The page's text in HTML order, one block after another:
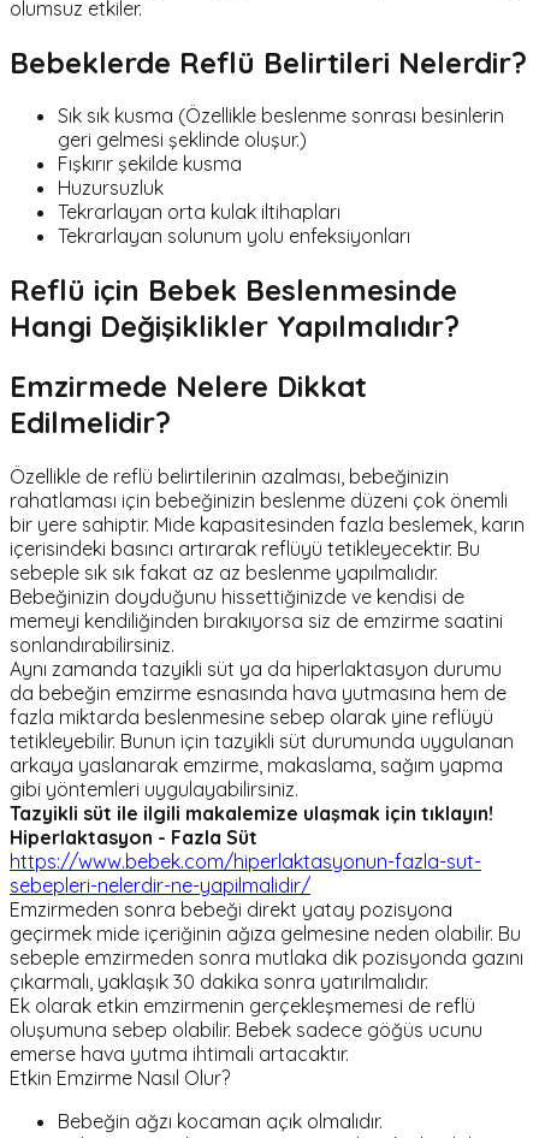
olumsuz etkiler.
Bebeklerde Reflü Belirtileri Nelerdir?
Sık sık kusma (Özellikle beslenme sonrası besinlerin
geri gelmesi şeklinde oluşur.)
Fışkırır şekilde kusma
Huzursuzluk
Tekrarlayan orta kulak iltihapları
Tekrarlayan solunum yolu enfeksiyonları
Reflü için Bebek Beslenmesinde
Hangi Değişiklikler Yapılmalıdır?
Emzirmede Nelere Dikkat
Edilmelidir?
Özellikle de reflü belirtilerinin azalması, bebeğinizin
rahatlaması için bebeğinizin beslenme düzeni çok önemli
bir yere sahiptir. Mide kapasitesinden fazla beslemek, karın
içerisindeki basıncı artırarak reflüyü tetikleyecektir. Bu
sebeple sık sık fakat az az beslenme yapılmalıdır.
Bebeğinizin doyduğunu hissettiğinizde ve kendisi de
memeyi kendiliğinden bırakıyorsa siz de emzirme saatini
sonlandırabilirsiniz.
Aynı zamanda tazyikli süt ya da hiperlaktasyon durumu
da bebeğin emzirme esnasında hava yutmasına hem de
fazla miktarda beslenmesine sebep olarak yine reflüyü
tetikleyebilir. Bunun için tazyikli süt durumunda uygulanan
arkaya yaslanarak emzirme, makaslama, sağım yapma
gibi yöntemleri uygulayabilirsiniz.
Tazyikli süt ile ilgili makalemize ulaşmak için tıklayın!
Hiperlaktasyon - Fazla Süt
https://www.bebek.com/hiperlaktasyonun-fazla-sut-
sebepleri-nelerdir-ne-yapilmalidir/
Emzirmeden sonra bebeği direkt yatay pozisyona
geçirmek mide içeriğinin ağıza gelmesine neden olabilir. Bu
sebeple emzirmeden sonra mutlaka dik pozisyonda gazını
çıkarmalı, yaklaşık 30 dakika sonra yatırılmalıdır.
Ek olarak etkin emzirmenin gerçekleşmemesi de reflü
oluşumuna sebep olabilir. Bebek sadece göğüs ucunu
emerse hava yutma ihtimali artacaktır.
Etkin Emzirme Nasıl Olur?
Bebeğin ağzı kocaman açık olmalıdır.